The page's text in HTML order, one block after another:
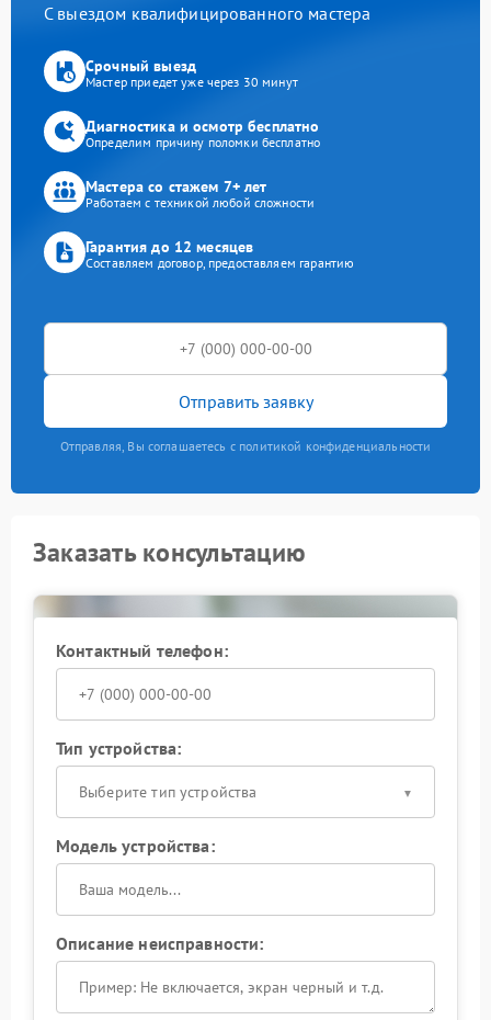
С выездом квалифицированного мастера
Срочный выезд
Мастер приедет уже через 30 минут
Диагностика и осмотр бесплатно
Определим причину поломки бесплатно
Мастера со стажем 7+ лет
Работаем с техникой любой сложности
Гарантия до 12 месяцев
Составляем договор, предоставляем гарантию
Отправить заявку
Отправляя, Вы соглашаетесь с политикой конфиденциальности
Заказать консультацию
Контактный телефон:
Тип устройства:
Выберите тип устройства
Модель устройства:
Описание неисправности: